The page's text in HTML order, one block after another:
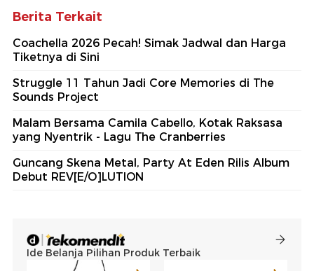
Berita Terkait
Coachella 2026 Pecah! Simak Jadwal dan Harga
Tiketnya di Sini
Struggle 11 Tahun Jadi Core Memories di The
Sounds Project
Malam Bersama Camila Cabello, Kotak Raksasa
yang Nyentrik - Lagu The Cranberries
Guncang Skena Metal, Party At Eden Rilis Album
Debut REV[E/O]LUTION